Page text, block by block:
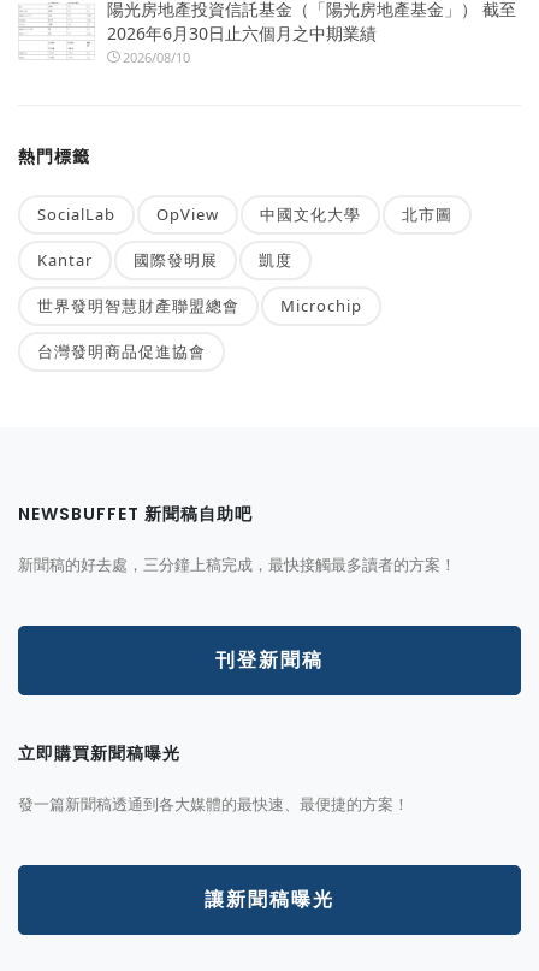
陽光房地產投資信託基金（「陽光房地產基金」） 截至
2026年6月30日止六個月之中期業績
2026/08/10
熱門標籤
SocialLab OpView 中國文化大學 北市圖
Kantar 國際發明展 凱度
世界發明智慧財產聯盟總會 Microchip
台灣發明商品促進協會
NEWSBUFFET 新聞稿自助吧
新聞稿的好去處，三分鐘上稿完成，最快接觸最多讀者的方案！
刊登新聞稿
立即購買新聞稿曝光
發一篇新聞稿透通到各大媒體的最快速、最便捷的方案！
讓新聞稿曝光